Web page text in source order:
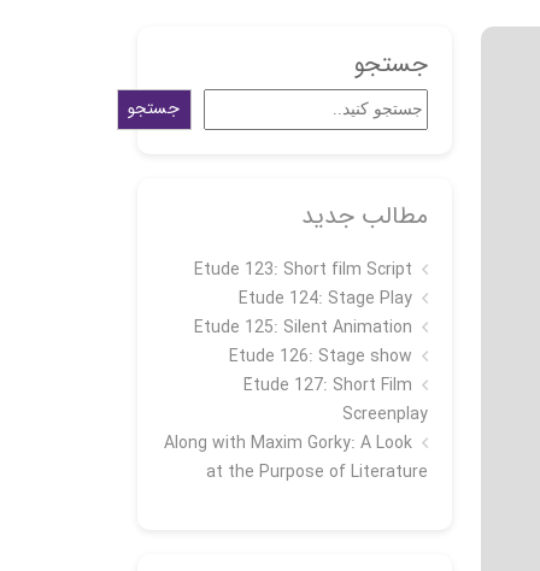
جستجو
جستجو
مطالب جدید
Etude 123: Short film Script
Etude 124: Stage Play
Etude 125: Silent Animation
Etude 126: Stage show
Étude 127: Short Film
Screenplay
Along with Maxim Gorky: A Look
at the Purpose of Literature